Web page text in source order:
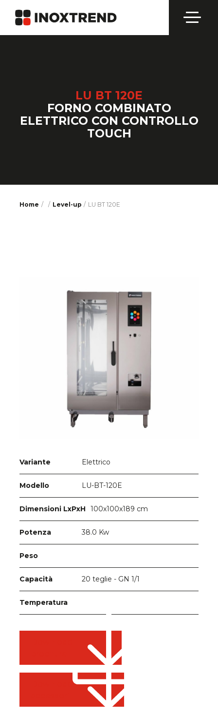
LU BT 120E
FORNO COMBINATO
ELETTRICO CON CONTROLLO
TOUCH
Home / / Level-up LU BT 120E
Variante Elettrico
Modello LU-BT-120E
Dimensioni LxPxH 100x100x189 cm
Potenza 38.0 Kw
Peso
Capacità 20 teglie - GN 1/1
Temperatura
Download